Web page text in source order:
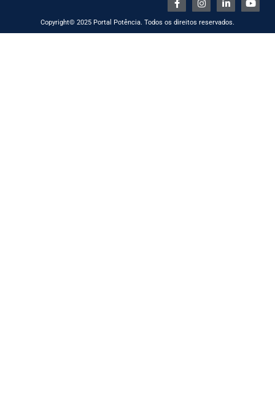
Copyright© 2025 Portal Potência. Todos os direitos reservados.